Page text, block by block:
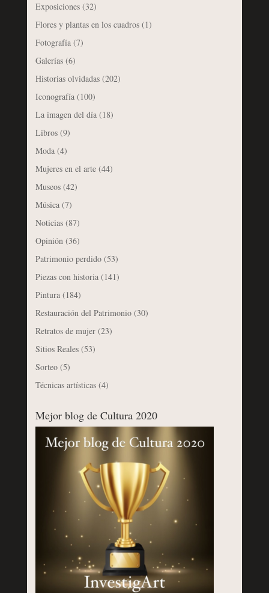
Exposiciones(32)
Flores y plantas en los cuadros(1)
Fotografía(7)
Galerías(6)
Historias olvidadas(202)
Iconografía(100)
La imagen del día(18)
Libros(9)
Moda(4)
Mujeres en el arte(44)
Museos(42)
Música(7)
Noticias(87)
Opinión(36)
Patrimonio perdido(53)
Piezas con historia(141)
Pintura(184)
Restauración del Patrimonio(30)
Retratos de mujer(23)
Sitios Reales(53)
Sorteo(5)
Técnicas artísticas(4)
Mejor blog de Cultura 2020